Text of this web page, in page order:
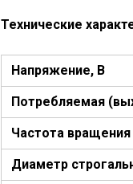
Технические
Напряжение, В
Потребляемая
Частота вращения
Диаметр